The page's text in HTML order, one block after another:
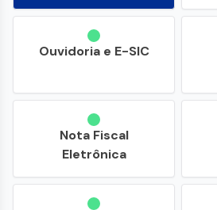
Ouvidoria e E-SIC
Nota Fiscal
Eletrônica